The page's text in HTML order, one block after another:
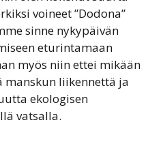
voineet ”Dodona”
sinne nykypäivän
eturintamaan
myös niin ettei mikään
manskun liikennettä ja
ekologisen
vatsalla.